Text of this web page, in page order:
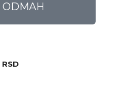
ODMAH
RSD